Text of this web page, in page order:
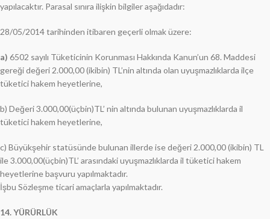
yapılacaktır. Parasal sınıra ilişkin bilgiler aşağıdadır:
28/05/2014 tarihinden itibaren geçerli olmak üzere:
a) 6502 sayılı Tüketicinin Korunması Hakkında Kanun’un 68. Maddesi
gereği değeri 2.000,00 (ikibin) TL’nin altında olan uyuşmazlıklarda ilçe
tüketici hakem heyetlerine,
b) Değeri 3.000,00(üçbin)TL’ nin altında bulunan uyuşmazlıklarda il
tüketici hakem heyetlerine,
c) Büyükşehir statüsünde bulunan illerde ise değeri 2.000,00 (ikibin) TL
ile 3.000,00(üçbin)TL’ arasındaki uyuşmazlıklarda il tüketici hakem
heyetlerine başvuru yapılmaktadır.
İşbu Sözleşme ticari amaçlarla yapılmaktadır.
14. YÜRÜRLÜK